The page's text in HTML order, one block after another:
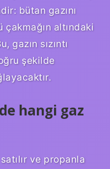
bütan gazını
altındaki
gazın sızıntı
şekilde
hangi gaz
ve propanla